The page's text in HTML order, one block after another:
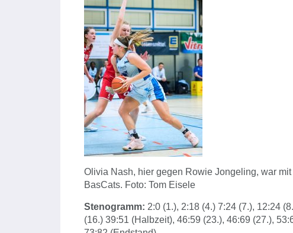
Olivia Nash, hier gegen Rowie Jongeling, war
BasCats. Foto: Tom Eisele
Stenogramm: 2:0 (1.), 2:18 (4.) 7:24 (7.), 12:24
(16.) 39:51 (Halbzeit), 46:59 (23.), 46:69 (27.),